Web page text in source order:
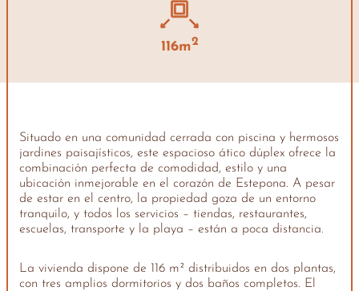
116m2
Situado en una comunidad cerrada con piscina y hermosos
jardines paisajísticos, este espacioso ático dúplex ofrece la
combinación perfecta de comodidad, estilo y una
ubicación inmejorable en el corazón de Estepona. A pesar
de estar en el centro, la propiedad goza de un entorno
tranquilo, y todos los servicios – tiendas, restaurantes,
escuelas, transporte y la playa – están a poca distancia.
La vivienda dispone de 116 m² distribuidos en dos plantas,
con tres amplios dormitorios y dos baños completos. El